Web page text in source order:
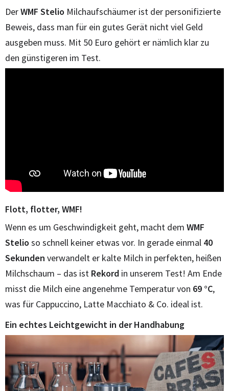
DerWMF Stelio Milchaufschäumer ist der personifizierte
Beweis, dass man für ein gutes Gerät nicht viel Geld
ausgeben muss. Mit 50 Euro gehört er nämlich klar zu
den günstigeren im Test.
Flott, flotter, WMF!
Wenn es um Geschwindigkeit geht, macht dem WMF
Stelio so schnell keiner etwas vor. In gerade einmal 40
Sekunden verwandelt er kalte Milch in perfekten, heißen
Milchschaum – das ist Rekord in unserem Test! Am Ende
misst die Milch eine angenehme Temperatur von 69 °C,
was für Cappuccino, Latte Macchiato & Co. ideal ist.
Ein echtes Leichtgewicht in der Handhabung